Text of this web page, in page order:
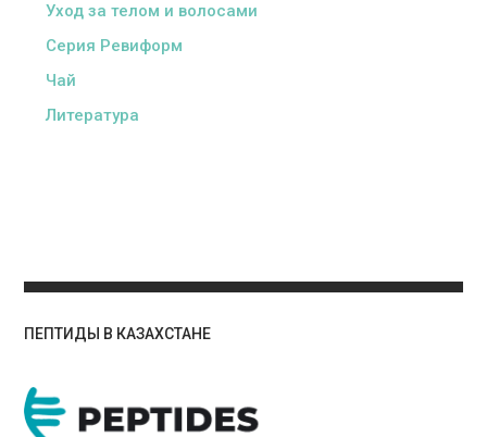
Уход за телом и волосами
Серия Ревиформ
Чай
Литература
ПЕПТИДЫ В КАЗАХСТАНЕ